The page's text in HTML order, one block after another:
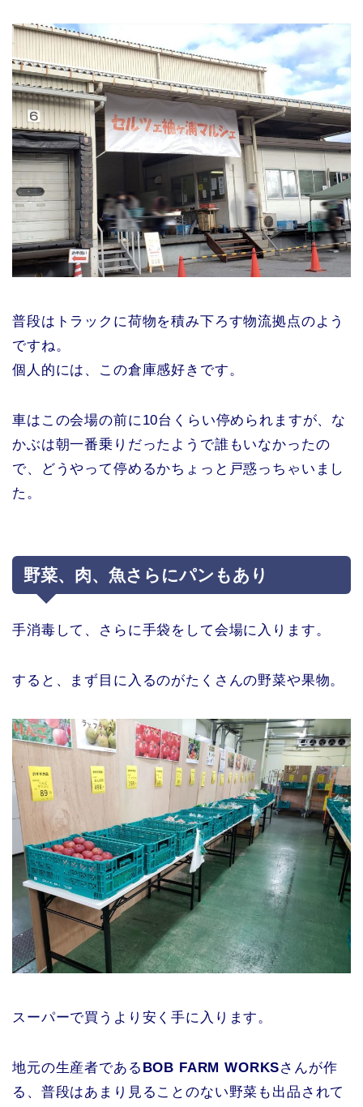
普段はトラックに荷物を積み下ろす物流拠点のよう
ですね。
個人的には、この倉庫感好きです。
車はこの会場の前に10台くらい停められますが、な
かぶは朝一番乗りだったようで誰もいなかったの
で、どうやって停めるかちょっと戸惑っちゃいまし
た。
野菜、肉、魚さらにパンもあり
手消毒して、さらに手袋をして会場に入ります。
すると、まず目に入るのがたくさんの野菜や果物。
スーパーで買うより安く手に入ります。
地元の生産者である BOB FARM WORKSさんが作
る、普段はあまり見ることのない野菜も出品されて